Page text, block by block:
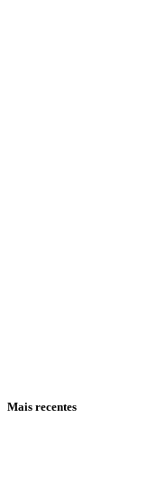
Mais recentes